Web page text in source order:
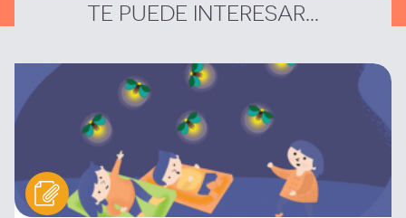
TE PUEDE INTERESAR...